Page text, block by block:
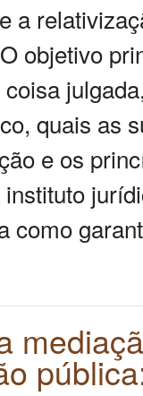
a
objetivo
quais as
e os
como